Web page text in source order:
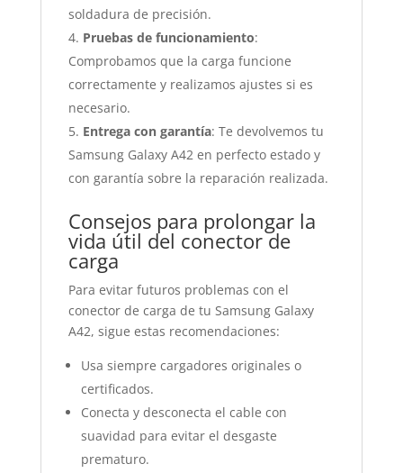
soldadura de precisión.
Pruebas de funcionamiento:
Comprobamos que la carga funcione
correctamente y realizamos ajustes si es
necesario.
Entrega con garantía: Te devolvemos tu
Samsung Galaxy A42 en perfecto estado y
con garantía sobre la reparación realizada.
Consejos para prolongar la
vida útil del conector de
carga
Para evitar futuros problemas con el
conector de carga de tu Samsung Galaxy
A42, sigue estas recomendaciones:
Usa siempre cargadores originales o
certificados.
Conecta y desconecta el cable con
suavidad para evitar el desgaste
prematuro.